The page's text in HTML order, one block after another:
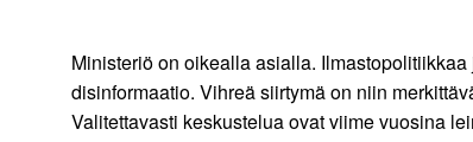
Ministeriö on oikealla asialla.
disinformaatio. Vihreä siirtymä on niin
Valitettavasti keskustelua ovat viime vuosina